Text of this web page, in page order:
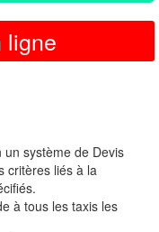
ligne
système de Devis
critères liés à la
à tous les taxis les